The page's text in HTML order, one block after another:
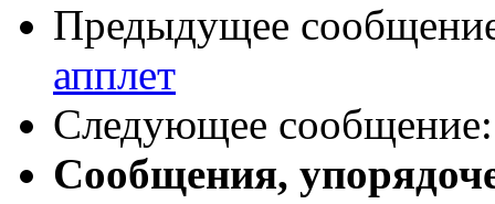
Предыдущее
апплет
Следующее
Сообщения,